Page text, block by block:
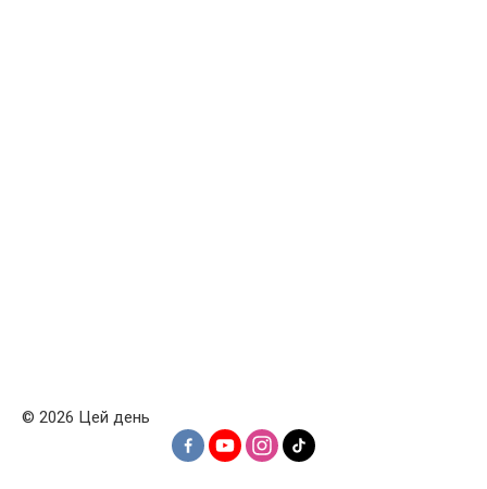
© 2026 Цей день